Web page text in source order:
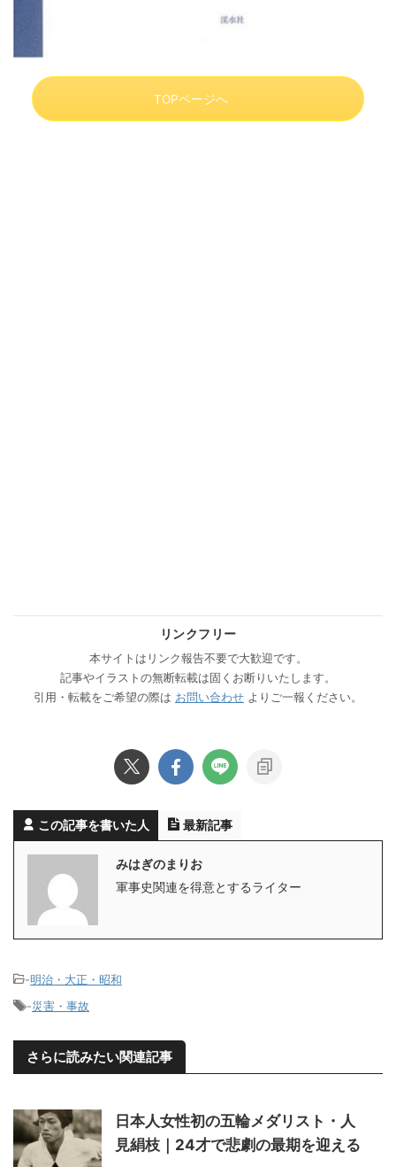
TOPページへ
リンクフリー
本サイトはリンク報告不要で大歓迎です。
記事やイラストの無断転載は固くお断りいたします。
引用・転載をご希望の際は お問い合わせ よりご一報ください。
この記事を書いた人 最新記事
みはぎのまりお
軍事史関連を得意とするライター
-明治・大正・昭和
-災害・事故
さらに読みたい関連記事
日本人女性初の五輪メダリスト・人
見絹枝｜24才で悲劇の最期を迎える